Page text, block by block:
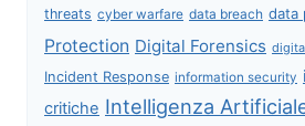
threats cyber warfare data breach data
Protection Digital Forensics
Incident Response information security
critiche Intelligenza